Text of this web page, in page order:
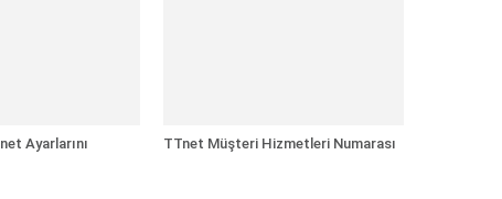
Ayarlarını
TTnet Müşteri Hizmetleri Numarası